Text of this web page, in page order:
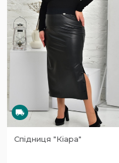
Спідниця "Кіара"